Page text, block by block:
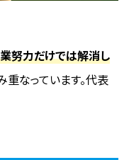
努力だけでは解消し
重なっています。代表